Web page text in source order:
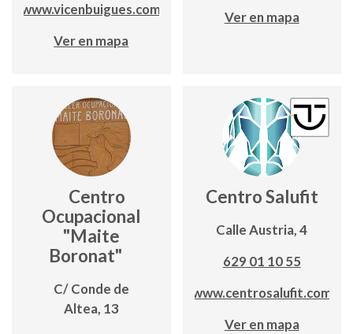
www.vicenbuigues.com
Ver en mapa
Ver en mapa
Centro
Ocupacional
"Maite
Boronat"
C/ Conde de
Altea, 13
Centro Salufit
Calle Austria, 4
629 01 10 55
www.centrosalufit.com
Ver en mapa